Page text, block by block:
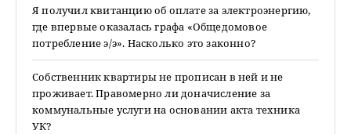
Я получил квитанцию об оплате за электроэнергию,
где впервые оказалась графа «Общедомовое
потребление э/э». Насколько это законно?
Собственник квартиры не прописан в ней и не
проживает. Правомерно ли доначисление за
коммунальные услуги на основании акта техника
УК?